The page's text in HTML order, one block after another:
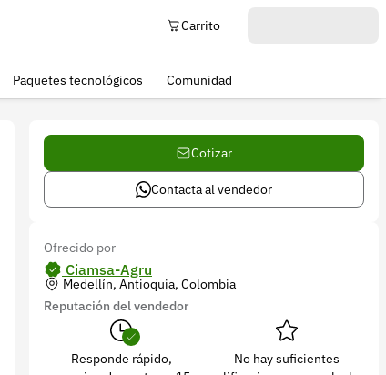
Carrito
Paquetes tecnológicos Comunidad
Cotizar
Contacta al vendedor
Ofrecido por
Ciamsa-Agru
Medellín, Antioquia, Colombia
Reputación del vendedor
Responde rápido,
No hay suficientes